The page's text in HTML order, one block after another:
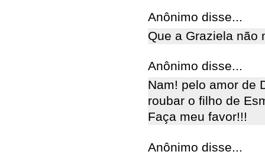
Anônimo disse...
Que a Graziela não
Anônimo disse...
Nam! pelo amor de
roubar o filho de
Faça meu favor!!!
Anônimo disse...